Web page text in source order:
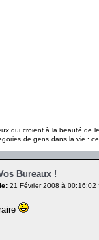
qui croient à la beauté de
de gens dans la vie :
Bureaux !
21 Février 2008 à 00:16:02